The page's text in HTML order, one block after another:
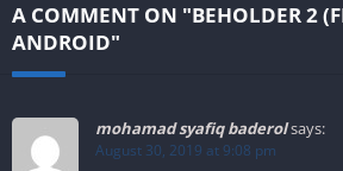
A COMMENT ON "BEHOLDER 2
ANDROID"
mohamad syafiq baderolsays:
August 30, 2019 at 9:08 pm